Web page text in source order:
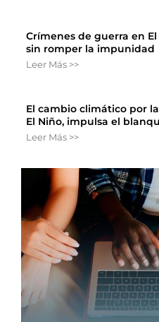
Crímenes de guerra en
sin romper la impunidad
Leer Más >>
El cambio climático por
El Niño, impulsa el
Leer Más >>